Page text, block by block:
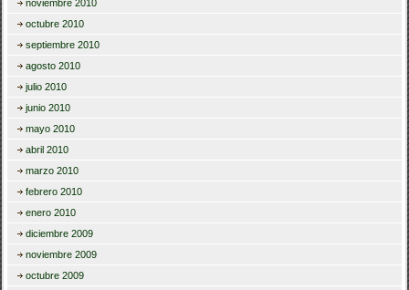
noviembre 2010
octubre 2010
septiembre 2010
agosto 2010
julio 2010
junio 2010
mayo 2010
abril 2010
marzo 2010
febrero 2010
enero 2010
diciembre 2009
noviembre 2009
octubre 2009